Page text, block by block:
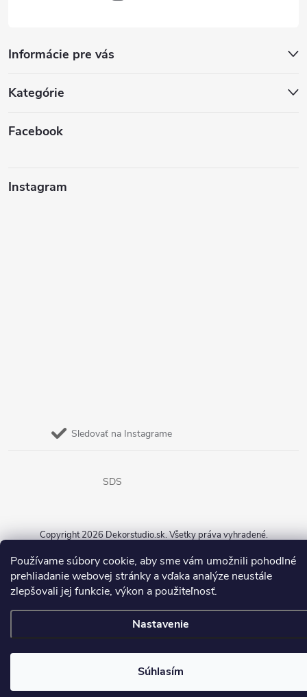
Používame súbory cookie, aby sme vám umožnili pohodlné
prehliadanie webovej stránky a vďaka analýze neustále
zlepšovali jej funkcie, výkon a použiteľnosť.
Nastavenie
Súhlasím
Informácie pre vás
Kategórie
Facebook
Instagram
Sledovať na Instagrame
SDS
Vytvoril Shoptet
Copyright 2026Dekorstudio.sk. Všetky práva vyhradené.